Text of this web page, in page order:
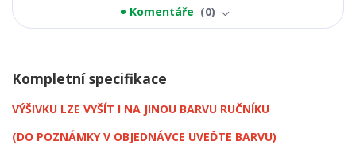
Komentáře
0
Kompletní specifikace
VÝŠIVKU LZE VYŠÍT I NA JINOU BARVU RUČNÍKU
(DO POZNÁMKY V OBJEDNÁVCE UVEĎTE BARVU)